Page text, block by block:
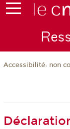
Accessibilité: non